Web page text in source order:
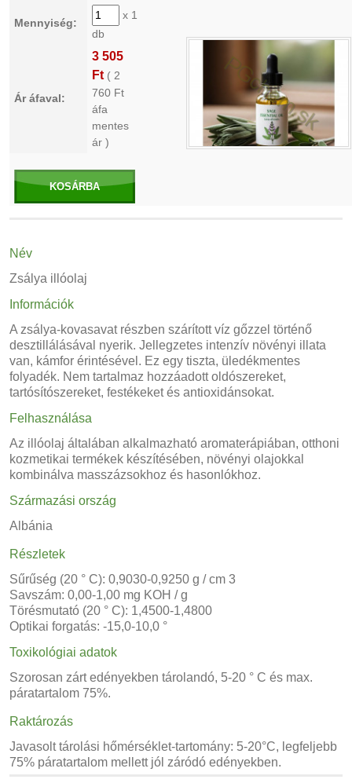
Mennyiség:
x 1
db
Ár áfaval:
3 505
Ft ( 2
760 Ft
áfa
mentes
ár )
KOSÁRBA
Név
Zsálya illóolaj
Információk
A zsálya-kovasavat részben szárított víz gőzzel történő
desztillálásával nyerik. Jellegzetes intenzív növényi illata
van, kámfor érintésével. Ez egy tiszta, üledékmentes
folyadék. Nem tartalmaz hozzáadott oldószereket,
tartósítószereket, festékeket és antioxidánsokat.
Felhasználása
Az illóolaj általában alkalmazható aromaterápiában, otthoni
kozmetikai termékek készítésében, növényi olajokkal
kombinálva masszázsokhoz és hasonlókhoz.
Származási ország
Albánia
Részletek
Sűrűség (20 ° C): 0,9030-0,9250 g / cm 3
Savszám: 0,00-1,00 mg KOH / g
Törésmutató (20 ° C): 1,4500-1,4800
Optikai forgatás: -15,0-10,0 °
Toxikológiai adatok
Szorosan zárt edényekben tárolandó, 5-20 ° C és max.
páratartalom 75%.
Raktározás
Javasolt tárolási hőmérséklet-tartomány: 5-20°C, legfeljebb
75% páratartalom mellett jól záródó edényekben.